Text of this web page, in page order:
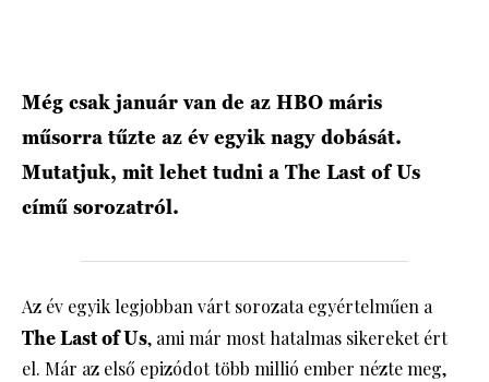
Még csak január van de az HBO máris
műsorra tűzte az év egyik nagy dobását.
Mutatjuk, mit lehet tudni a The Last of Us
című sorozatról.
Az év egyik legjobban várt sorozata egyértelműen a
The Last of Us, ami már most hatalmas sikereket ért
el. Már az első epizódot több millió ember nézte meg,